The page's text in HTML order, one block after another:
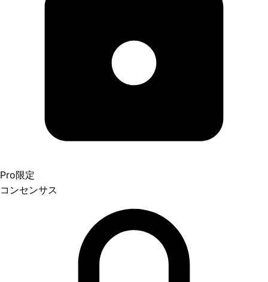
Pro限定
コンセンサス